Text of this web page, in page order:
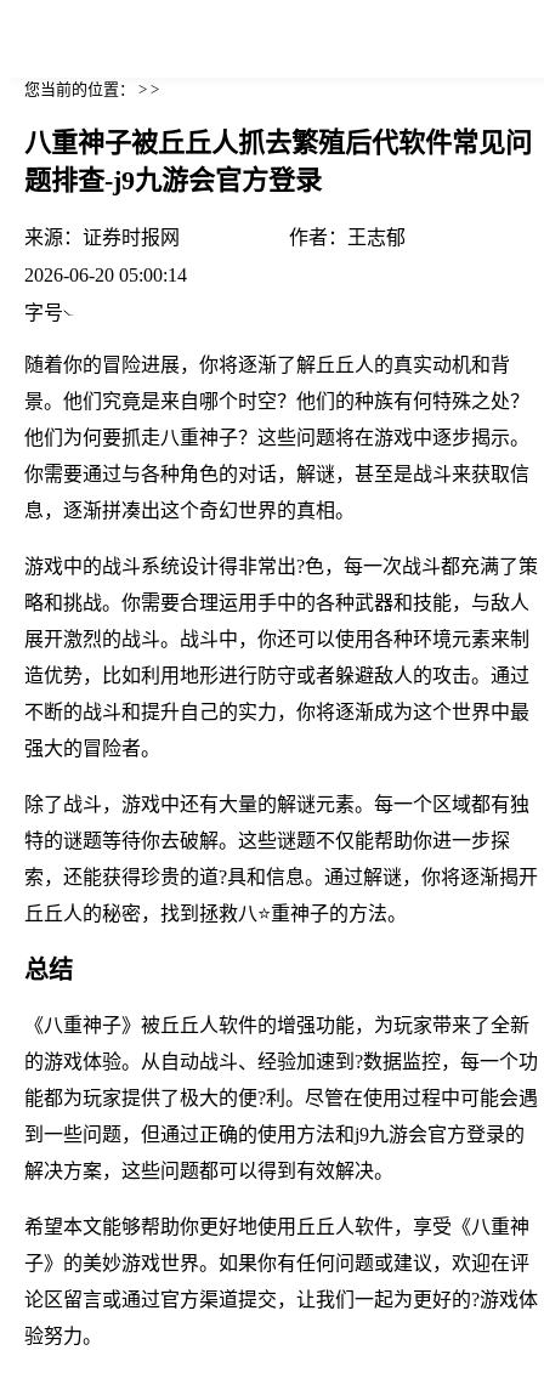
您当前的位置： > >
八重神子被丘丘人抓去繁殖后代软件常见问
题排查-j9九游会官方登录
来源： 证券时报网 作者：
王志郁
2026-06-20 05:00:14
字号
随着你的冒险进展，你将逐渐了解丘丘人的真实动机和背
景。他们究竟是来自哪个时空？他们的种族有何特殊之处？
他们为何要抓走八重神子？这些问题将在游戏中逐步揭示。
你需要通过与各种角色的对话，解谜，甚至是战斗来获取信
息，逐渐拼凑出这个奇幻世界的真相。
游戏中的战斗系统设计得非常出?色，每一次战斗都充满了策
略和挑战。你需要合理运用手中的各种武器和技能，与敌人
展开激烈的战斗。战斗中，你还可以使用各种环境元素来制
造优势，比如利用地形进行防守或者躲避敌人的攻击。通过
不断的战斗和提升自己的实力，你将逐渐成为这个世界中最
强大的冒险者。
除了战斗，游戏中还有大量的解谜元素。每一个区域都有独
特的谜题等待你去破解。这些谜题不仅能帮助你进一步探
索，还能获得珍贵的道?具和信息。通过解谜，你将逐渐揭开
丘丘人的秘密，找到拯救八⭐重神子的方法。
总结
《八重神子》被丘丘人软件的增强功能，为玩家带来了全新
的游戏体验。从自动战斗、经验加速到?数据监控，每一个功
能都为玩家提供了极大的便?利。尽管在使用过程中可能会遇
到一些问题，但通过正确的使用方法和j9九游会官方登录的
解决方案，这些问题都可以得到有效解决。
希望本文能够帮助你更好地使用丘丘人软件，享受《八重神
子》的美妙游戏世界。如果你有任何问题或建议，欢迎在评
论区留言或通过官方渠道提交，让我们一起为更好的?游戏体
验努力。